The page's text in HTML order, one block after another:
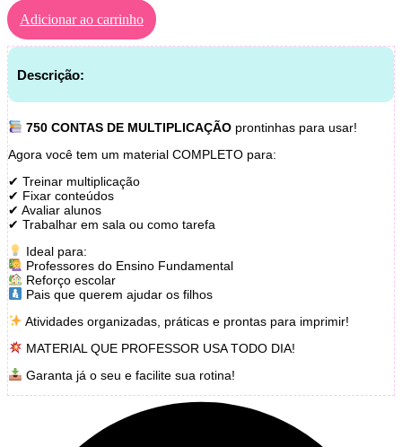
Adicionar ao carrinho
Descrição:
750 CONTAS DE MULTIPLICAÇÃOprontinhas para usar!
Agora você tem um material COMPLETO para:
✔ Treinar multiplicação
✔ Fixar conteúdos
✔ Avaliar alunos
✔ Trabalhar em sala ou como tarefa
Ideal para:
Professores do Ensino Fundamental
Reforço escolar
Pais que querem ajudar os filhos
Atividades organizadas, práticas e prontas para imprimir!
MATERIAL QUE PROFESSOR USA TODO DIA!
Garanta já o seu e facilite sua rotina!